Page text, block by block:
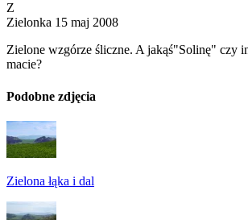
Z
Zielonka 15 maj 2008
Zielone wzgórze śliczne. A jakąś"Solinę" czy
macie?
Podobne zdjęcia
Zielona łąka i dal